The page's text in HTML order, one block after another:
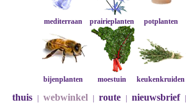
mediterraan prairieplanten potplanten
bijenplanten moestuin keukenkruiden
thuis webwinkel route nieuwsbrief